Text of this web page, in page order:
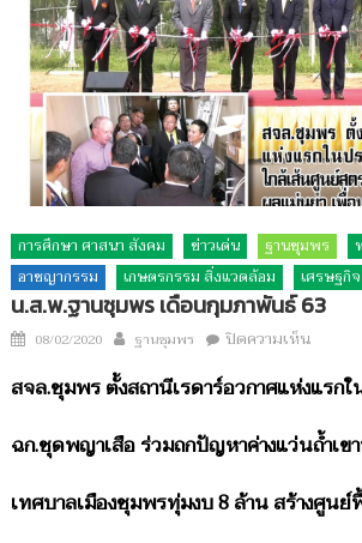
การศึกษา ศาสนา สังคม ข่าวเด่น ฐานชุมพร
อาชญากรรม
เกษตรกรรม สิ่งแวดล้อม เศรษฐกิ
น.ส.พ.ฐานชุมพร เดือนกุมภาพันธ์ 63
Posted
08/02/2020 Author
ฐานชุมพร ปิดความเห็นบน
ชุมพร
กุมภา
สจล.ชุมพร ตั้งสถานีเรดาร์อวกาศแห่งแรก
ฉก.ชุดพญาเสือ ร่วมถกปัญหาค่างแว่นถ้ำเข
เทศบาลเมืองชุมพรทุ่มงบ 8 ล้าน สร้างศูน